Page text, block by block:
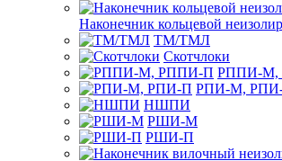
Наконечник кольцевой
ТМ/ТМЛ
Скотчлоки
РППИ-М,
РПИ-М,
НШПИ
РШИ-М
РШИ-П